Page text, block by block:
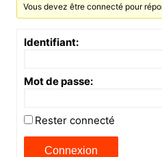
Vous devez être connecté pour
Identifiant:
Mot de passe:
Rester connecté
Connexion